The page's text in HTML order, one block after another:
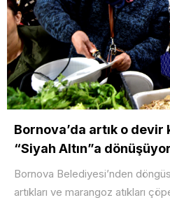
Bornova’da artık o devir
“Siyah Altın”a dönüşüyor
Bornova Belediyesi’nden
artıkları ve marangoz atıkları